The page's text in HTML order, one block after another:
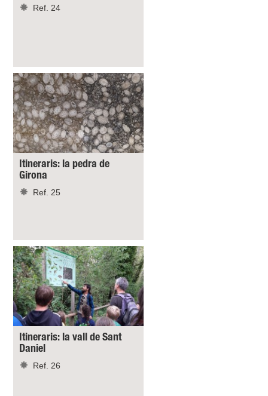
Ref. 24
Itineraris: la pedra de
Girona
Ref. 25
Itineraris: la vall de Sant
Daniel
Ref. 26